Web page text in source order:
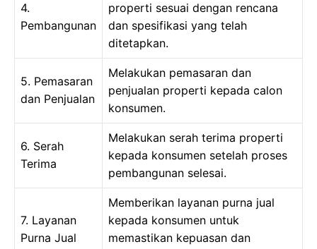
4.
Pembangunan
properti sesuai dengan rencana
dan spesifikasi yang telah
ditetapkan.
5. Pemasaran
dan Penjualan
Melakukan pemasaran dan
penjualan properti kepada calon
konsumen.
6. Serah
Terima
Melakukan serah terima properti
kepada konsumen setelah proses
pembangunan selesai.
7. Layanan
Purna Jual
Memberikan layanan purna jual
kepada konsumen untuk
memastikan kepuasan dan